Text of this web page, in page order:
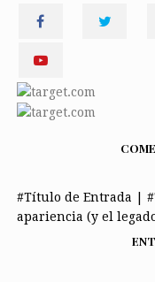
#Título de Entrada |
apariencia (y el